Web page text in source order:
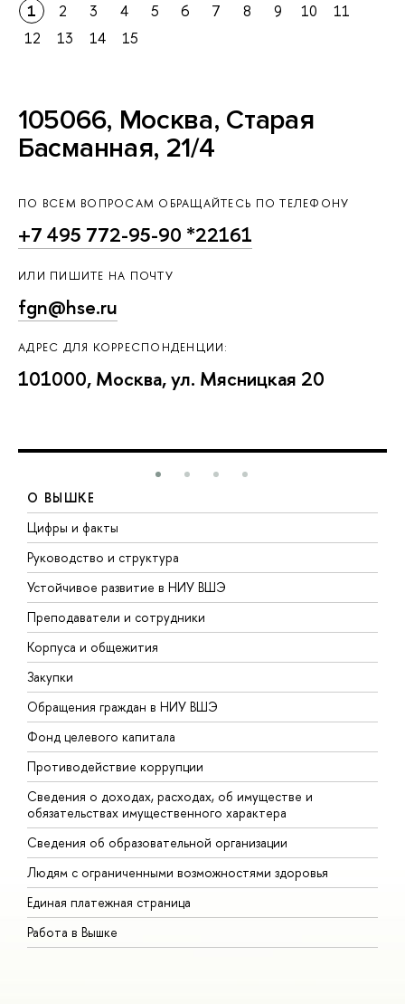
1 2 3 4 5 6 7 8 9 10
11
12
13 14 15
105066, Москва, Старая
Басманная, 21/4
ПО ВСЕМ ВОПРОСАМ ОБРАЩАЙТЕСЬ ПО ТЕЛЕФОНУ
+7 495 772-95-90 *22161
ИЛИ ПИШИТЕ НА ПОЧТУ
fgn@hse.ru
АДРЕС ДЛЯ КОРРЕСПОНДЕНЦИИ:
101000, Москва, ул. Мясницкая 20
О ВЫШКЕ
Цифры и факты
Руководство и структура
Устойчивое развитие в НИУ ВШЭ
Преподаватели и сотрудники
Корпуса и общежития
Закупки
Обращения граждан в НИУ ВШЭ
Фонд целевого капитала
Противодействие коррупции
Сведения о доходах, расходах, об имуществе и
обязательствах имущественного характера
Сведения об образовательной организации
Людям с ограниченными возможностями здоровья
Единая платежная страница
Работа в Вышке